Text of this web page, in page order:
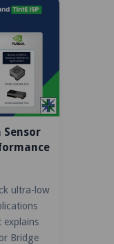
ultra-low
explains
Bridge